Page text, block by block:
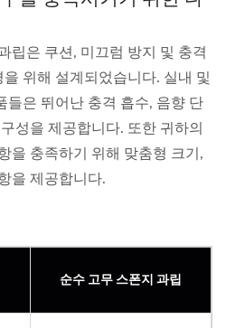
립은 쿠션, 미끄럼 방지 및 충격
위해 설계되었습니다. 실내 및
들은 뛰어난 충격 흡수, 음향 단
성을 제공합니다. 또한 귀하의
을 충족하기 위해 맞춤형 크기,
을 제공합니다.
순수 고무 스폰지 과립